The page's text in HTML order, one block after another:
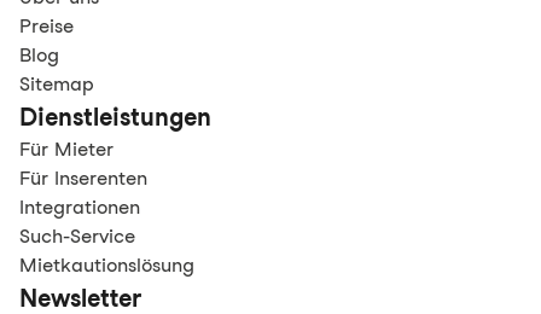
Preise
Blog
Sitemap
Dienstleistungen
Für Mieter
Für Inserenten
Integrationen
Such-Service
Mietkautionslösung
Newsletter